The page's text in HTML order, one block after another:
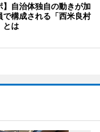
】自治体独自の動きが加
構成される「西米良村
とは